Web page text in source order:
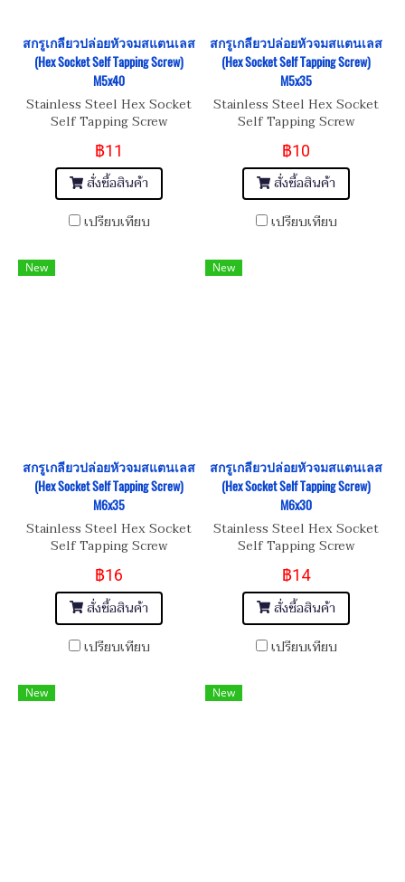
สกรูเกลียวปล่อยหัวจมสแตนเลส
(Hex Socket Self Tapping Screw)
M5x40
Stainless Steel Hex Socket
Self Tapping Screw
฿11
สั่งซื้อสินค้า
เปรียบเทียบ
สกรูเกลียวปล่อยหัวจมสแตนเลส
(Hex Socket Self Tapping Screw)
M5x35
Stainless Steel Hex Socket
Self Tapping Screw
฿10
สั่งซื้อสินค้า
เปรียบเทียบ
New
สกรูเกลียวปล่อยหัวจมสแตนเลส
(Hex Socket Self Tapping Screw)
M6x35
Stainless Steel Hex Socket
Self Tapping Screw
฿16
สั่งซื้อสินค้า
เปรียบเทียบ
New
สกรูเกลียวปล่อยหัวจมสแตนเลส
(Hex Socket Self Tapping Screw)
M6x30
Stainless Steel Hex Socket
Self Tapping Screw
฿14
สั่งซื้อสินค้า
เปรียบเทียบ
New New